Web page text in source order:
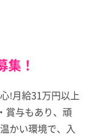
！
!月給31万円以上
賞与もあり、頑
かい環境で、入